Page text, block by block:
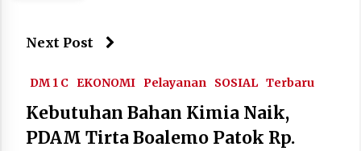
Next Post
DM 1 C EKONOMI Pelayanan SOSIAL Terbaru
Kebutuhan Bahan Kimia Naik,
PDAM Tirta Boalemo Patok Rp.